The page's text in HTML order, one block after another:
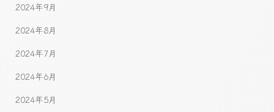
2024年9月
2024年8月
2024年7月
2024年6月
2024年5月